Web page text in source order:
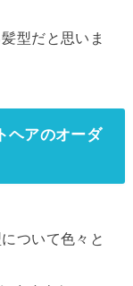
型だと思いま
ヘアのオーダ
ついて色々と